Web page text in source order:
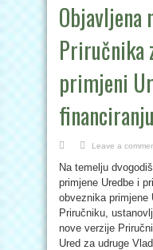
Objavljena
Priručnika
primjeni
Leave a
Na temelju
primjene Uredbe i
obveznika primjene
Priručniku,
nove verzije
Ured za udruge